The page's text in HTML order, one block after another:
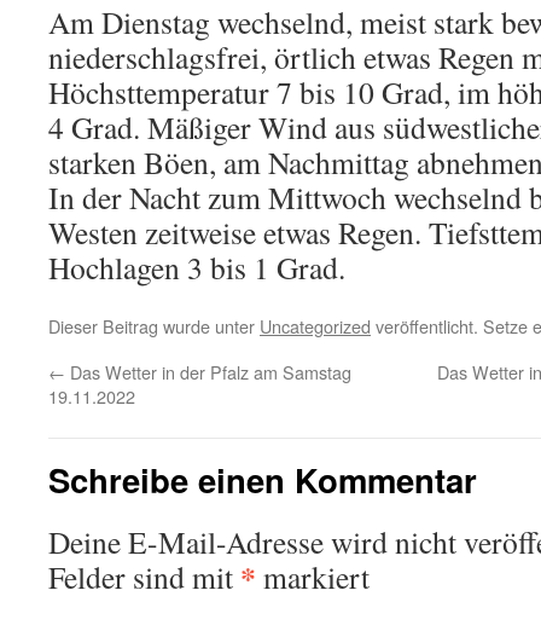
Am Dienstag wechselnd, meist stark
niederschlagsfrei, örtlich etwas Regen
Höchsttemperatur 7 bis 10 Grad, im
4 Grad. Mäßiger Wind aus
starken Böen, am Nachmittag
In der Nacht zum Mittwoch wechselnd
Westen zeitweise etwas Regen.
Hochlagen 3 bis 1 Grad.
Dieser Beitrag wurde unter Uncategorized veröffentlicht. Setze
← Das Wetter in der Pfalz am Samstag
19.11.2022
Das Wetter
Schreibe einen Kommentar
Deine E-Mail-Adresse wird nicht
Felder sind mit * markiert